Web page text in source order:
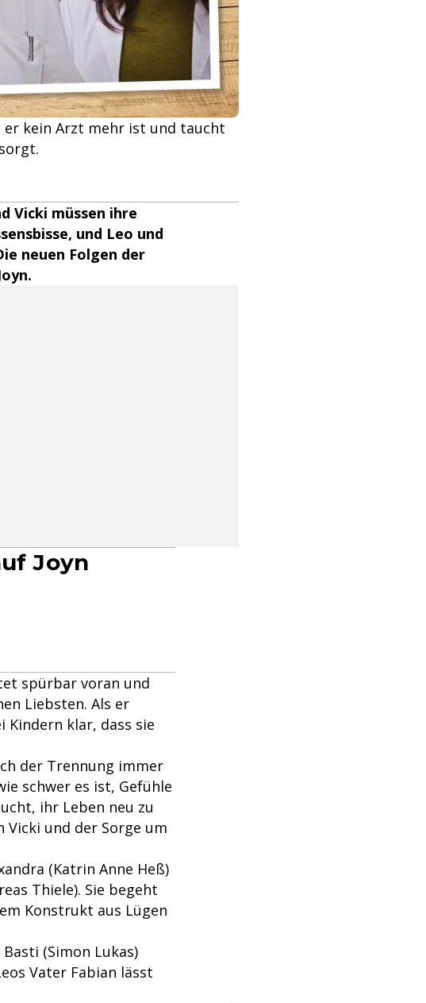
er kein Arzt mehr ist und taucht
Vicki müssen ihre
und Leo und
neuen Folgen der
Joyn
spürbar voran und
Liebsten. Als er
Kindern klar, dass sie
der Trennung immer
schwer es ist, Gefühle
ihr Leben neu zu
und der Sorge um
(Katrin Anne Heß)
Thiele). Sie begeht
Konstrukt aus Lügen
(Simon Lukas)
Vater Fabian lässt